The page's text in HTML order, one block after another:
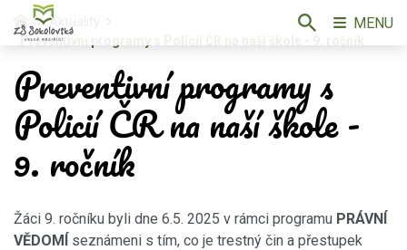
Aktuality
Preventivní programy s Policií ČR na naší škole - 9. ročník
Preventivní programy s
Policií ČR na naší škole -
9. ročník
Žáci 9. ročníku byli dne 6.5. 2025 v rámci programu PRÁVNÍ
VĚDOMÍ seznámeni s tím, co je trestný čin a přestupek
MENU